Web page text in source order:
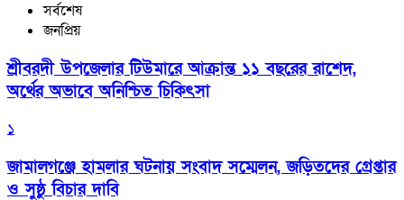
সর্বশেষ
জনপ্রিয়
শ্রীবরদী উপজেলার টিউমারে আক্রান্ত ১১ বছরের রাশেদ,
অর্থের অভাবে অনিশ্চিত চিকিৎসা
১
জামালগঞ্জে হামলার ঘটনায় সংবাদ সম্মেলন, জড়িতদের গ্রেপ্তার
ও সুষ্ঠু বিচার দাবি